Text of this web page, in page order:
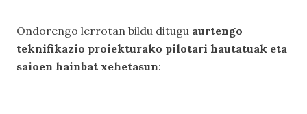
Ondorengo lerrotan bildu ditugu aurtengo
teknifikazio proiekturako pilotari hautatuak eta
saioen hainbat xehetasun: